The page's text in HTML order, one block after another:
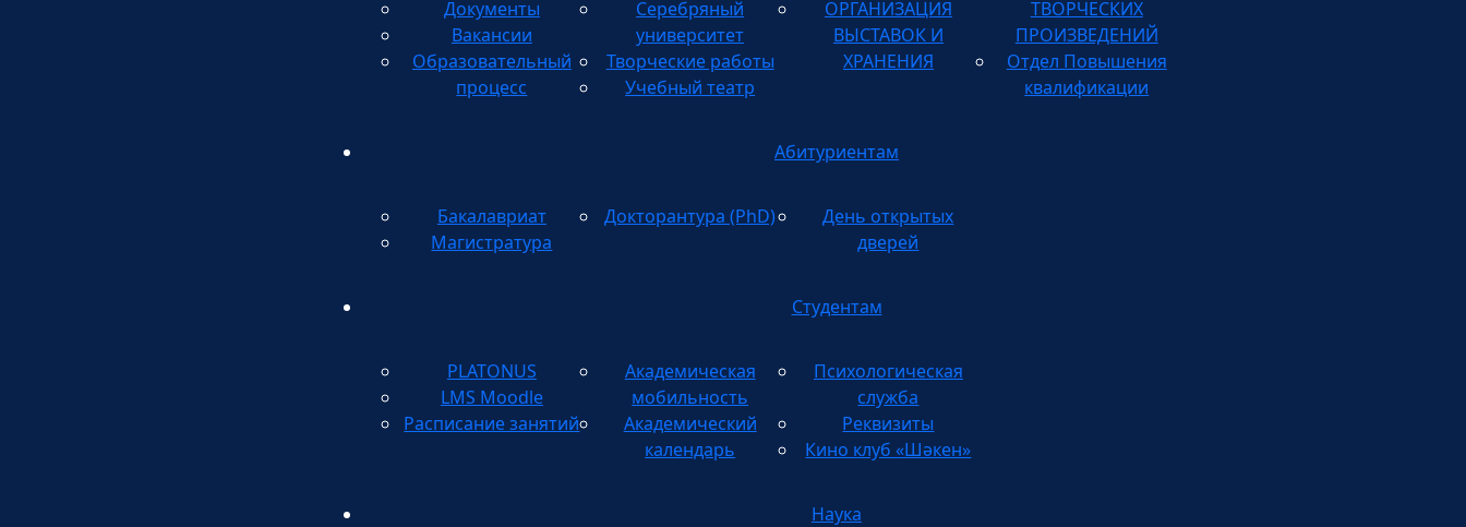
Документы
Вакансии
Образовательный
процесс
Серебряный
университет
Творческие работы
Учебный театр
ОРГАНИЗАЦИЯ
ВЫСТАВОК И
ХРАНЕНИЯ
ТВОРЧЕСКИХ
ПРОИЗВЕДЕНИЙ
Отдел Повышения
квалификации
Абитуриентам
Бакалавриат
Магистратура
Докторантура (PhD)
День открытых
дверей
Студентам
PLATONUS
LMS Moodle
Расписание занятий
Академическая
мобильность
Академический
календарь
Психологическая
служба
Реквизиты
Кино клуб «Шәкен»
Наука